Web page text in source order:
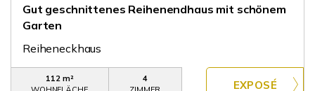
Gut geschnittenes Reihenendhaus mit schönem
Garten
Reiheneckhaus
112 m²
4